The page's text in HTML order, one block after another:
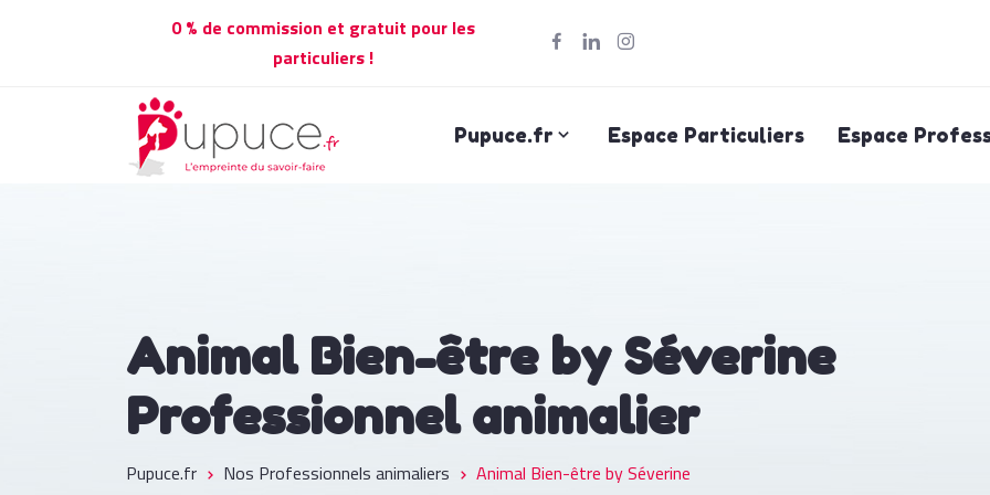
0 % de commission et gratuit pour les
particuliers !
Pupuce.fr Espace Particuliers Espace
Animal Bien-être by Séverine
Professionnel animalier
Pupuce.fr Nos Professionnels animaliers Animal Bien-être by Séverine